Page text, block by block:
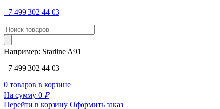
+7 499 302 44 03
Например: Starline A91
+7 499 302 44 03
0 товаров в корзине
На сумму 0 ₽
Перейти в корзину Оформить заказ